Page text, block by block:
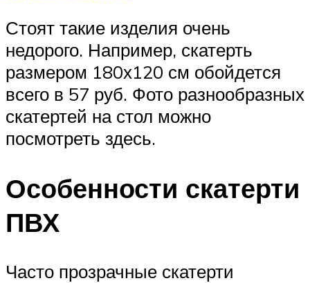
Стоят такие изделия очень
недорого. Например, скатерть
размером 180х120 см обойдется
всего в 57 руб. Фото разнообразных
скатертей на стол можно
посмотреть здесь.
Особенности скатерти
ПВХ
Часто прозрачные скатерти